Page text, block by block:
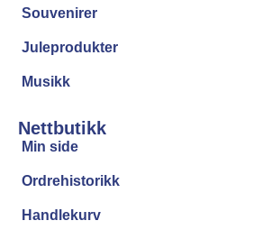
Souvenirer
Juleprodukter
Musikk
Nettbutikk
Min side
Ordrehistorikk
Handlekurv